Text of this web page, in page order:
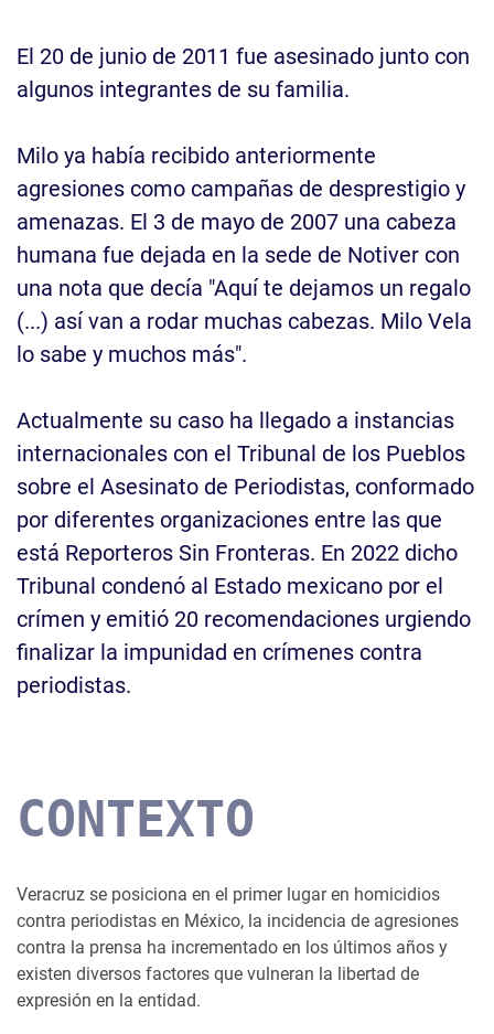
El 20 de junio de 2011 fue asesinado junto con
algunos integrantes de su familia.
Milo ya había recibido anteriormente
agresiones como campañas de desprestigio y
amenazas. El 3 de mayo de 2007 una cabeza
humana fue dejada en la sede de Notiver con
una nota que decía "Aquí te dejamos un regalo
(...) así van a rodar muchas cabezas. Milo Vela
lo sabe y muchos más".
Actualmente su caso ha llegado a instancias
internacionales con el Tribunal de los Pueblos
sobre el Asesinato de Periodistas, conformado
por diferentes organizaciones entre las que
está Reporteros Sin Fronteras. En 2022 dicho
Tribunal condenó al Estado mexicano por el
crímen y emitió 20 recomendaciones urgiendo
finalizar la impunidad en crímenes contra
periodistas.
CONTEXTO
Veracruz se posiciona en el primer lugar en homicidios
contra periodistas en México, la incidencia de agresiones
contra la prensa ha incrementado en los últimos años y
existen diversos factores que vulneran la libertad de
expresión en la entidad.